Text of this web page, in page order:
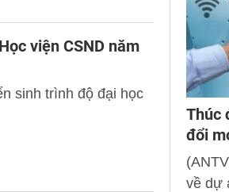
viện CSND năm
sinh trình độ đại học
Thúc
đổi
về dự